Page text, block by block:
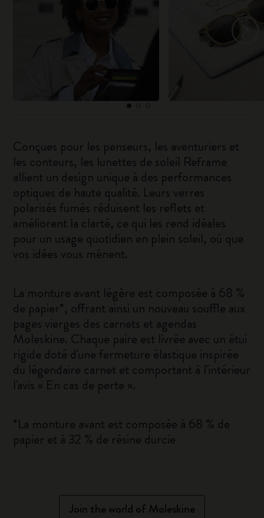
Conçues pour les penseurs, les aventuriers et
les conteurs, les lunettes de soleil Reframe
allient un design unique à des performances
optiques de haute qualité. Leurs verres
polarisés fumés réduisent les reflets et
améliorent la clarté, ce qui les rend idéales
pour un usage quotidien en plein soleil, où que
vos idées vous mènent.
La monture avant légère est composée à 68 %
de papier*, offrant ainsi un nouveau souffle aux
pages vierges des carnets et agendas
Moleskine. Chaque paire est livrée avec un étui
rigide doté d'une fermeture élastique inspirée
du légendaire carnet et comportant à l'intérieur
l'avis « En cas de perte ».
*La monture avant est composée à 68 % de
papier et à 32 % de résine durcie
Join the world of Moleskine